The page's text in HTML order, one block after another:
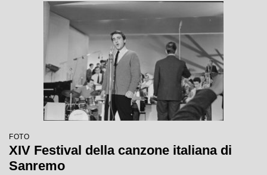
FOTO
XIV Festival della canzone italiana di
Sanremo